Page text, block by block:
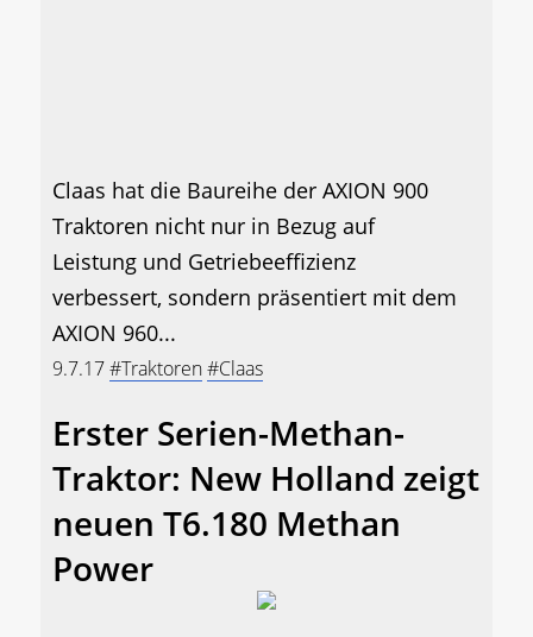
Claas hat die Baureihe der AXION 900
Traktoren nicht nur in Bezug auf
Leistung und Getriebeeffizienz
verbessert, sondern präsentiert mit dem
AXION 960...
9.7.17#Traktoren#Claas
Erster Serien-Methan-
Traktor: New Holland zeigt
neuen T6.180 Methan
Power